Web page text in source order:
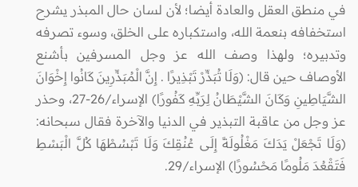
في منطق العقل والعادة أيضا؛ لأن لسان حال المبذر يشرح
استخفافه بنعمة الله، واستكباره على الخلق، وسوء تصرفه
وتدبيره؛ ولهذا وصف الله عز وجل المسرفين بأشنع
الأوصاف حين قال: (وَلَا تُبَذِّرْ تَبْذِيرًا . إِنَّ الْمُبَذِّرِينَ كَانُوا إِخْوَانَ
الشَّيَاطِينِ وَكَانَ الشَّيْطَانُ لِرَبِّهِ كَفُورًا) الإسراء/26-27، وحذر
عز وجل من عاقبة التبذير في الدنيا والآخرة فقال سبحانه:
(وَلَا تَجْعَلْ يَدَكَ مَغْلُولَةً إِلَى عُنُقِكَ وَلَا تَبْسُطْهَا كُلَّ الْبَسْطِ
فَتَقْعُدَ مَلُومًا مَحْسُورًا) الإسراء/29.